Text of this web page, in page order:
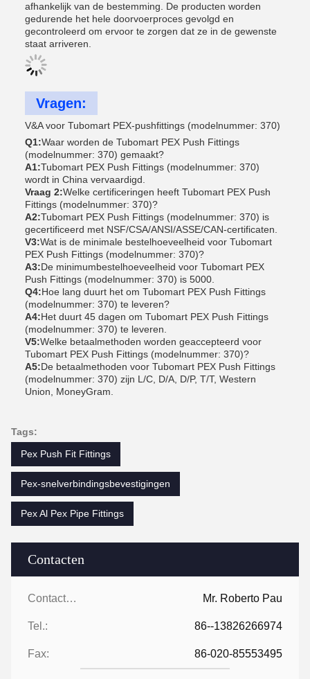
Contacten
Contacten: Mr. Roberto Pau
Tel.: 86--13826266974
Fax: 86-020-85553495
afhankelijk van de bestemming. De producten worden
gedurende het hele doorvoerproces gevolgd en
gecontroleerd om ervoor te zorgen dat ze in de gewenste
staat arriveren.
Vragen:
V&A voor Tubomart PEX-pushfittings (modelnummer: 370)
Q1:Waar worden de Tubomart PEX Push Fittings
(modelnummer: 370) gemaakt?
A1:Tubomart PEX Push Fittings (modelnummer: 370)
wordt in China vervaardigd.
Vraag 2:Welke certificeringen heeft Tubomart PEX Push
Fittings (modelnummer: 370)?
A2:Tubomart PEX Push Fittings (modelnummer: 370) is
gecertificeerd met NSF/CSA/ANSI/ASSE/CAN-certificaten.
V3:Wat is de minimale bestelhoeveelheid voor Tubomart
PEX Push Fittings (modelnummer: 370)?
A3:De minimumbestelhoeveelheid voor Tubomart PEX
Push Fittings (modelnummer: 370) is 5000.
Q4:Hoe lang duurt het om Tubomart PEX Push Fittings
(modelnummer: 370) te leveren?
A4:Het duurt 45 dagen om Tubomart PEX Push Fittings
(modelnummer: 370) te leveren.
V5:Welke betaalmethoden worden geaccepteerd voor
Tubomart PEX Push Fittings (modelnummer: 370)?
A5:De betaalmethoden voor Tubomart PEX Push Fittings
(modelnummer: 370) zijn L/C, D/A, D/P, T/T, Western
Union, MoneyGram.
Tags:
Pex Push Fit Fittings
Pex-snelverbindingsbevestigingen
Pex Al Pex Pipe Fittings